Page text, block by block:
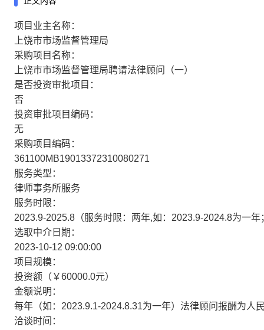
项目业主名称：
上饶市市场监督管理局
采购项目名称：
上饶市市场监督管理局聘请法律顾问（一）
是否投资审批项目：
否
投资审批项目编码：
无
采购项目编码：
361100MB19013372310080271
服务类型：
律师事务所服务
服务时限：
2023.9-2025.8（服务时限：两年,如：2023.9-2024.8为一
选取中介日期：
2023-10-12 09:00:00
项目规模：
投资额（￥60000.0元）
金额说明：
每年（如：2023.9.1-2024.8.31为一年）法律顾问报酬为人
洽谈时间：